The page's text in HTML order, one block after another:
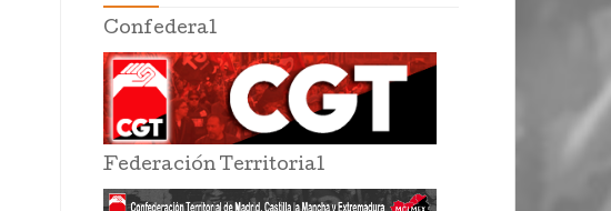
Confederal
Federación Territorial